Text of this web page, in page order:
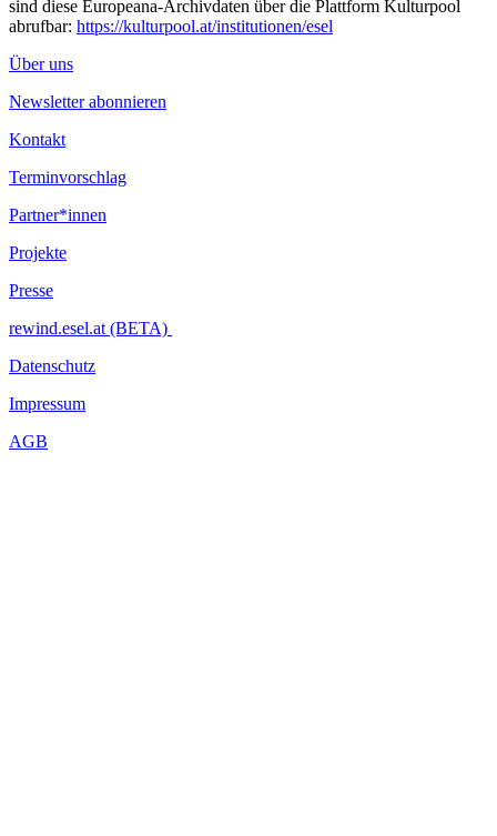
sind diese Europeana-Archivdaten über die Plattform Kulturpool
abrufbar: https://kulturpool.at/institutionen/esel
Über uns
Newsletter abonnieren
Kontakt
Terminvorschlag
Partner*innen
Projekte
Presse
rewind.esel.at (BETA)
Datenschutz
Impressum
AGB